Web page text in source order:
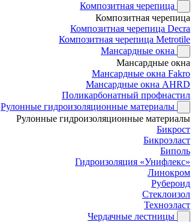
Композитная черепица
Композитная черепица
Композитная черепица Decra
Композитная черепица Metrotile
Мансардные окна
Мансардные окна
Мансардные окна Fakro
Мансардные окна AHRD
Поликарбонатный профнастил
Рулонные гидроизоляционные материалы
Рулонные гидроизоляционные материалы
Бикрост
Бикроэласт
Биполь
Гидроизоляция «Унифлекс»
Линокром
Рубероид
Стеклоизол
Техноэласт
Чердачные лестницы